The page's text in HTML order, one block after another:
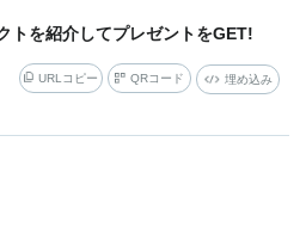
トを紹介してプレゼントをGET!
URLコピー QRコード 埋め込み